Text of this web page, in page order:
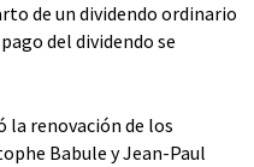
de un dividendo ordinario
del dividendo se
la renovación de los
Babule y Jean-Paul